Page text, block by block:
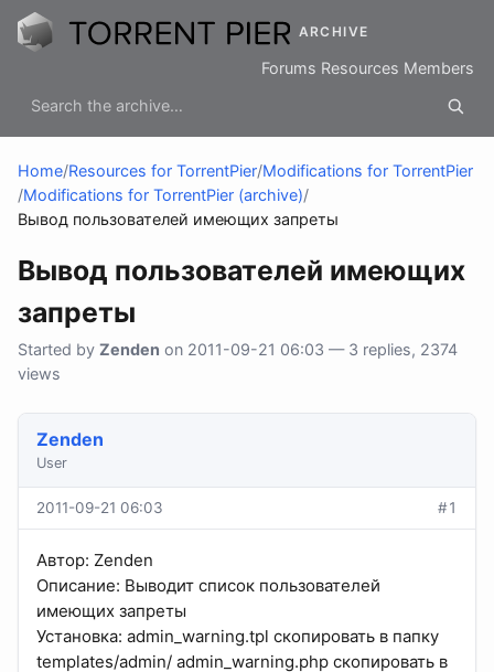
ARCHIVE
Forums Resources Members
Home/Resources for TorrentPier/Modifications for TorrentPier
/Modifications for TorrentPier (archive)/
Вывод пользователей имеющих запреты
Вывод пользователей имеющих
запреты
Started by Zenden on 2011-09-21 06:03 — 3 replies, 2374
views
Zenden
User
2011-09-21 06:03 #1
Автор: Zenden
Описание: Выводит список пользователей
имеющих запреты
Установка: admin_warning.tpl скопировать в папку
templates/admin/ admin_warning.php скопировать в